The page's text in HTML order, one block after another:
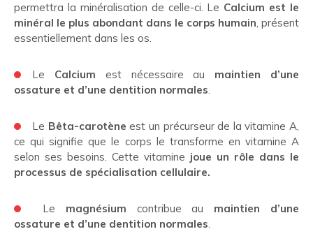
permettra la minéralisation de celle-ci. Le Calcium est le
minéral le plus abondant dans le corps humain, présent
essentiellement dans les os.
Le Calcium est nécessaire au maintien d’une
ossature et d’une dentition normales.
Le Bêta-carotène est un précurseur de la vitamine A,
ce qui signifie que le corps le transforme en vitamine A
selon ses besoins. Cette vitamine joue un rôle dans le
processus de spécialisation cellulaire.
Le magnésium contribue au maintien d’une
ossature et d’une dentition normales.